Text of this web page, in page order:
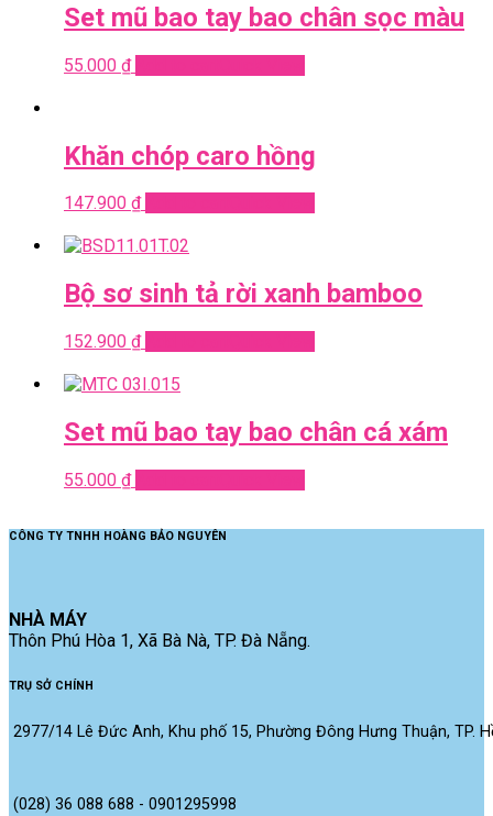
Set mũ bao tay bao chân sọc màu
55.000 ₫
Khăn chóp caro hồng
147.900 ₫
Bộ sơ sinh tả rời xanh bamboo
152.900 ₫
Set mũ bao tay bao chân cá xám
55.000 ₫
CÔNG TY TNHH HOÀNG BẢO NGUYÊN
NHÀ MÁY
Thôn Phú Hòa 1, Xã Bà Nà, TP. Đà Nẵng.
TRỤ SỞ CHÍNH
2977/14 Lê Đức Anh, Khu phố 15, Phường Đông Hưng Thuận, TP.
(028) 36 088 688 - 0901295998